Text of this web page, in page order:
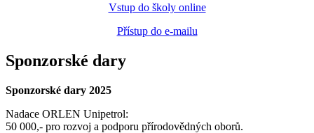
Vstup do školy online
Přístup do e-mailu
Sponzorské dary
Sponzorské dary 2025
Nadace ORLEN Unipetrol:
50 000,- pro rozvoj a podporu přírodovědných oborů.